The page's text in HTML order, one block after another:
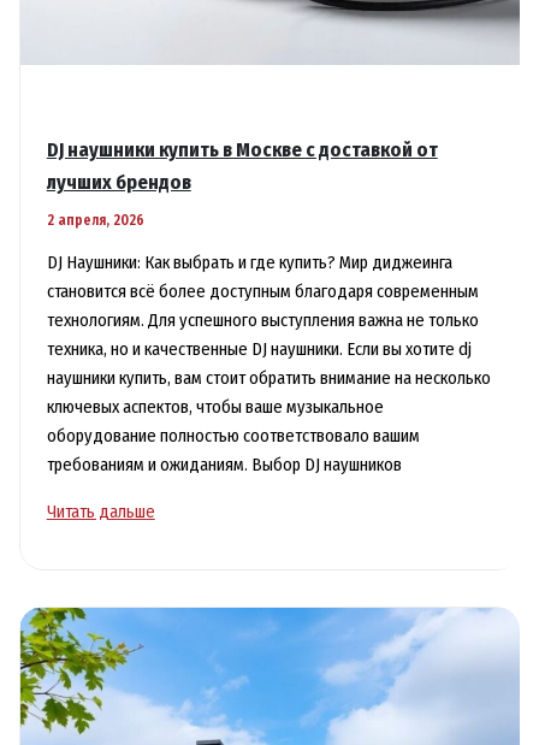
DJ наушники купить в Москве с доставкой от
лучших брендов
2 апреля, 2026
DJ Наушники: Как выбрать и где купить? Мир диджеинга
становится всё более доступным благодаря современным
технологиям. Для успешного выступления важна не только
техника, но и качественные DJ наушники. Если вы хотите dj
наушники купить, вам стоит обратить внимание на несколько
ключевых аспектов, чтобы ваше музыкальное
оборудование полностью соответствовало вашим
требованиям и ожиданиям. Выбор DJ наушников
DJ
Москве
с
доставкой
от
Читать дальше